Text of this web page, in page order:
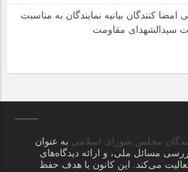
امضا کنندگان بیانیه نمایندگان به مناسبت
سیدالشهدای مقاومت
مجلس شورای اسلامی به عنوان
مسائل ملی، و ارائه دیدگاه‌های
می‌کند. این کانون با هدف حفظ